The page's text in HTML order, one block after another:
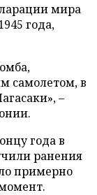
мира
года,
самолетом, в
–
года в
ранения
примерно